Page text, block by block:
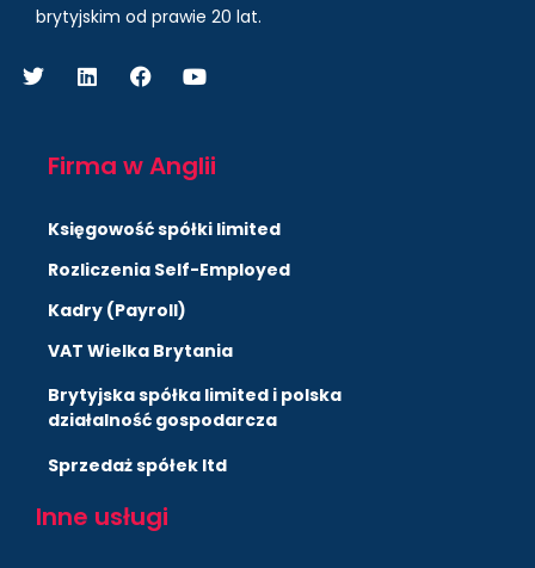
brytyjskim od prawie 20 lat.
Firma w Anglii
Księgowość spółki limited
Rozliczenia Self-Employed
Kadry (Payroll)
VAT Wielka Brytania
Brytyjska spółka limited i polska
działalność gospodarcza
Sprzedaż spółek ltd
Inne usługi